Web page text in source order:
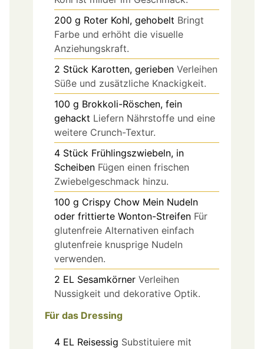
200 g Roter Kohl, gehobelt Bringt
Farbe und erhöht die visuelle
Anziehungskraft.
2 Stück Karotten, gerieben Verleihen
Süße und zusätzliche Knackigkeit.
100 g Brokkoli-Röschen, fein
gehackt Liefern Nährstoffe und eine
weitere Crunch-Textur.
4 Stück Frühlingszwiebeln, in
Scheiben Fügen einen frischen
Zwiebelgeschmack hinzu.
100 g Crispy Chow Mein Nudeln
oder frittierte Wonton-Streifen Für
glutenfreie Alternativen einfach
glutenfreie knusprige Nudeln
verwenden.
2 EL Sesamkörner Verleihen
Nussigkeit und dekorative Optik.
Für das Dressing
4 EL Reisessig Substituiere mit